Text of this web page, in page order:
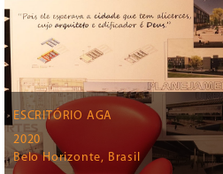
ESCRITÓRIO AGA
2020
Belo Horizonte, Brasil